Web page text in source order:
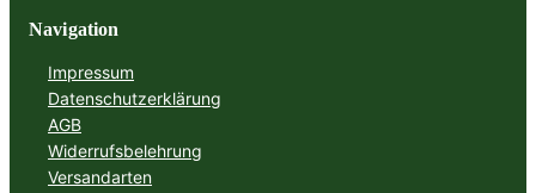
Navigation
Impressum
Datenschutzerklärung
AGB
Widerrufsbelehrung
Versandarten